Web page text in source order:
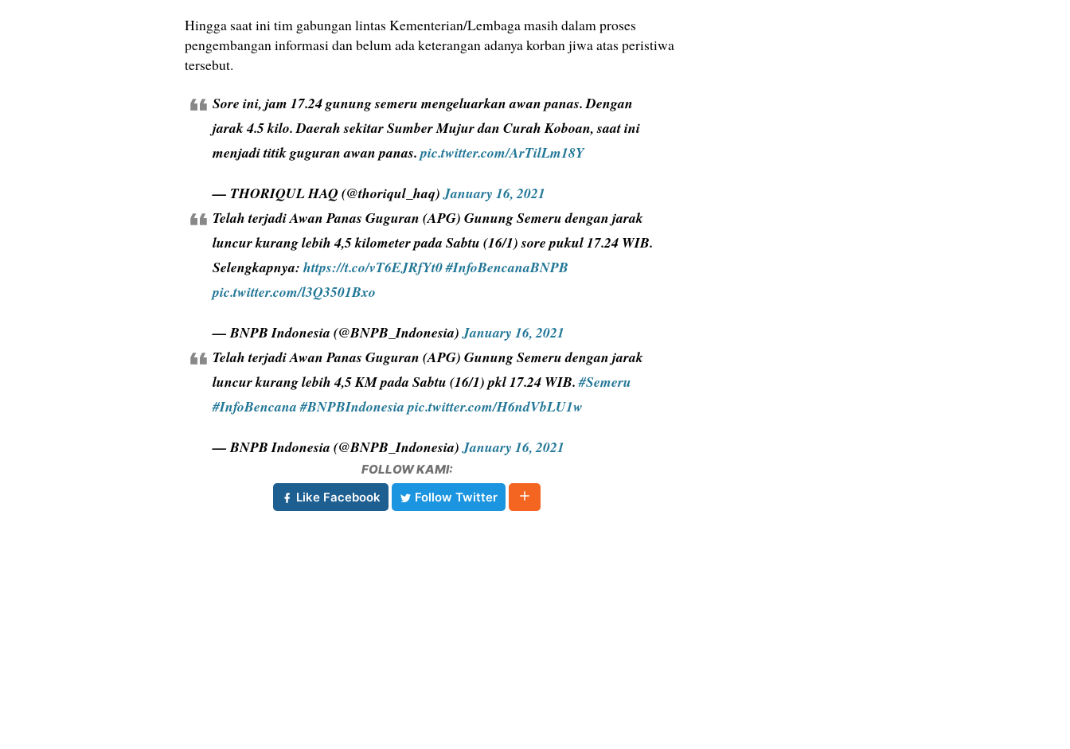
Hingga saat ini tim gabungan lintas Kementerian/Lembaga masih dalam proses
pengembangan informasi dan belum ada keterangan adanya korban jiwa atas peristiwa
tersebut.
Sore ini, jam 17.24 gunung semeru mengeluarkan awan panas. Dengan
jarak 4.5 kilo. Daerah sekitar Sumber Mujur dan Curah Koboan, saat ini
menjadi titik guguran awan panas.pic.twitter.com/ArTilLm18Y
— THORIQUL HAQ (@thoriqul_haq)January 16, 2021
Telah terjadi Awan Panas Guguran (APG) Gunung Semeru dengan jarak
luncur kurang lebih 4,5 kilometer pada Sabtu (16/1) sore pukul 17.24 WIB.
Selengkapnya: https://t.co/vT6EJRfYt0#InfoBencanaBNPB
pic.twitter.com/l3Q3501Bxo
— BNPB Indonesia (@BNPB_Indonesia)January 16, 2021
Telah terjadi Awan Panas Guguran (APG) Gunung Semeru dengan jarak
luncur kurang lebih 4,5 KM pada Sabtu (16/1) pkl 17.24 WIB.#Semeru
#InfoBencana #BNPBIndonesia pic.twitter.com/H6ndVbLU1w
— BNPB Indonesia (@BNPB_Indonesia)January 16, 2021
FOLLOW KAMI:
Like Facebook
Follow Twitter